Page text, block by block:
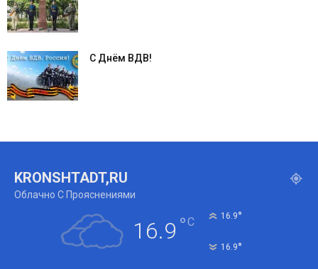
С Днём ВДВ!
KRONSHTADT,RU
Облачно С Прояснениями
16.9 °C 16.9°
16.9°